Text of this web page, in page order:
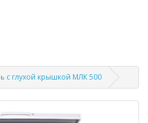
с глухой крышкой МЛК 500